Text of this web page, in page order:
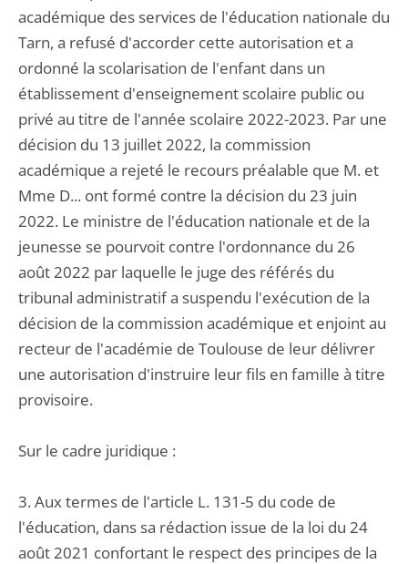
académique des services de l'éducation nationale du
Tarn, a refusé d'accorder cette autorisation et a
ordonné la scolarisation de l'enfant dans un
établissement d'enseignement scolaire public ou
privé au titre de l'année scolaire 2022-2023. Par une
décision du 13 juillet 2022, la commission
académique a rejeté le recours préalable que M. et
Mme D... ont formé contre la décision du 23 juin
2022. Le ministre de l'éducation nationale et de la
jeunesse se pourvoit contre l'ordonnance du 26
août 2022 par laquelle le juge des référés du
tribunal administratif a suspendu l'exécution de la
décision de la commission académique et enjoint au
recteur de l'académie de Toulouse de leur délivrer
une autorisation d'instruire leur fils en famille à titre
provisoire.
Sur le cadre juridique :
3. Aux termes de l'article L. 131-5 du code de
l'éducation, dans sa rédaction issue de la loi du 24
août 2021 confortant le respect des principes de la